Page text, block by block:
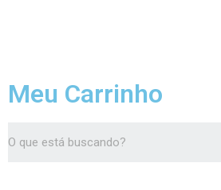
Meu Carrinho